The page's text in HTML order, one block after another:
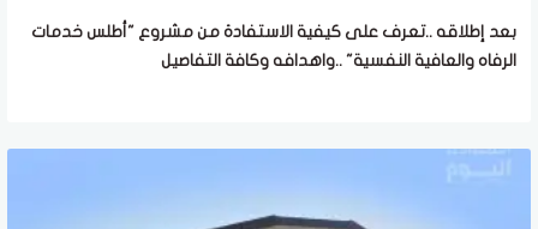
بعد إطلاقه ..تعرف على كيفية الاستفادة من مشروع "أطلس خدمات
الرفاه والعافية النفسية" ..واهدافه وكافة التفاصيل